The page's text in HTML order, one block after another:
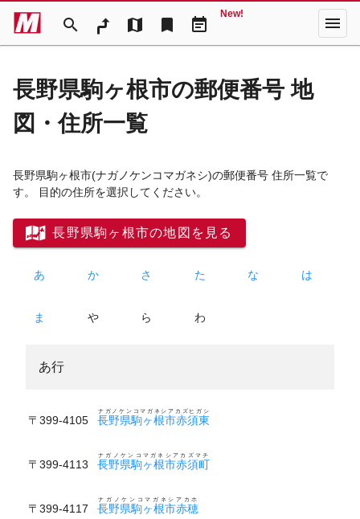
search map bookmark event_note
New! menu
長野県駒ヶ根市の郵便番号 地
図・住所一覧
長野県駒ヶ根市(ナガノケンコマガネシ)の郵便番号 住所一覧で
す。 目的の住所を選択してください。
長野県駒ヶ根市の地図を見る
あ か さ た な は
ま や ら わ
あ行
〒399-4105 長野県駒ヶ根市赤須東
ナガノケンコマガネシアカズヒガシ
〒399-4113 長野県駒ヶ根市赤須町
ナガノケンコマガネシアカズマチ
〒399-4117 長野県駒ヶ根市赤穂
ナガノケンコマガネシアカホ